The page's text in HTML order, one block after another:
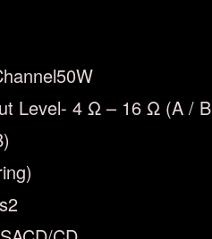
Level- 4 Ω – 16 Ω (A /